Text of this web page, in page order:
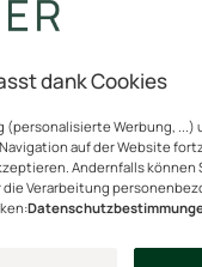
Aktivstoffe
natürlichen
Ursprungs
dank Cookies
(personalisierte Werbung,
auf der Website
Andernfalls können
Verarbeitung